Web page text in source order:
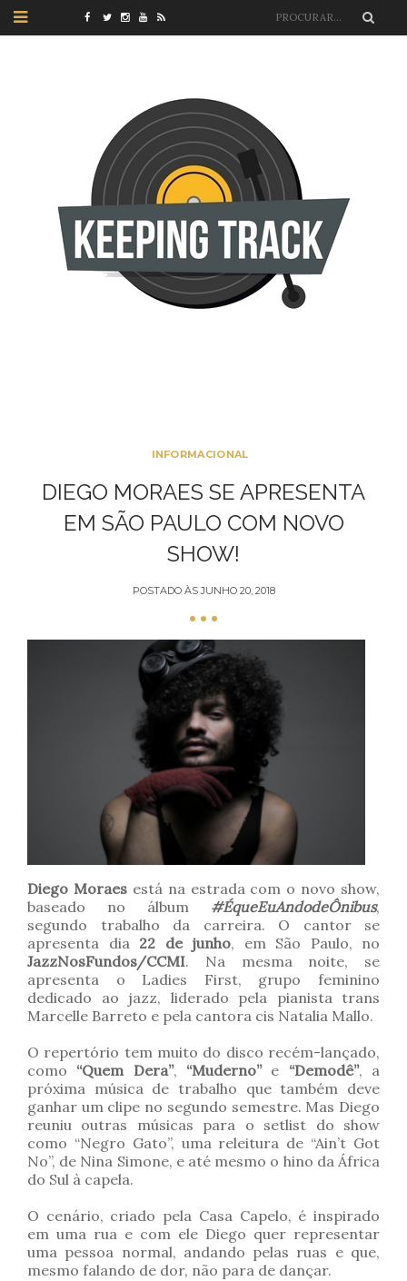
INFORMACIONAL
DIEGO MORAES SE APRESENTA
EM SÃO PAULO COM NOVO
SHOW!
POSTADO ÀSJUNHO 20, 2018
Diego Moraesestá na estrada com o novo show,
baseado no álbum #ÉqueEuAndodeÔnibus,
segundo trabalho da carreira. O cantor se
apresenta dia 22 de junho, em São Paulo, no
JazzNosFundos/CCMI. Na mesma noite, se
apresenta o Ladies First, grupo feminino
dedicado ao jazz, liderado pela pianista trans
Marcelle Barreto e pela cantora cis Natalia Mallo.
O repertório tem muito do disco recém-lançado,
como “Quem Dera”, “Muderno” e “Demodê”, a
próxima música de trabalho que também deve
ganhar um clipe no segundo semestre. Mas Diego
reuniu outras músicas para o setlist do show
como “Negro Gato”, uma releitura de “Ain’t Got
No”, de Nina Simone, e até mesmo o hino da África
do Sul à capela.
O cenário, criado pela Casa Capelo, é inspirado
em uma rua e com ele Diego quer representar
uma pessoa normal, andando pelas ruas e que,
mesmo falando de dor, não para de dançar.